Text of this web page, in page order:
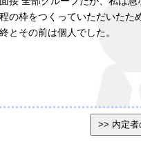
程の枠をつくっていただいたた
終とその前は個人でした。